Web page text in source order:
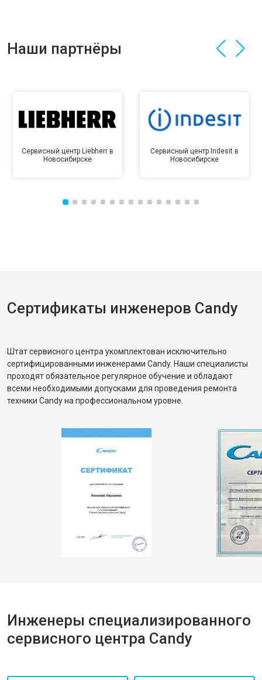
Наши партнёры
Сервисный центр Liebherr в
Новосибирске
Сервисный центр Indesit в
Новосибирске
Сертификаты инженеров Candy
Штат сервисного центра укомплектован исключительно
сертифицированными инженерами Candy. Наши специалисты
проходят обязательное регулярное обучение и обладают
всеми необходимыми допусками для проведения ремонта
техники Candy на профессиональном уровне.
Инженеры специализированного
сервисного центра Candy